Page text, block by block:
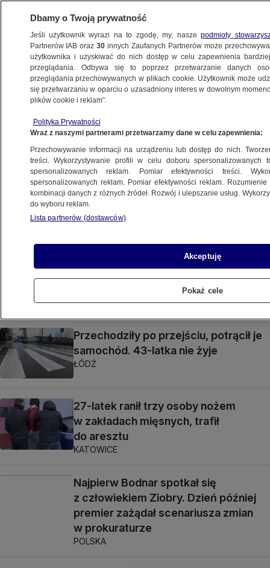
PROKURATURA
Awanturował się w terminalu lotniska
w Pyrzowicach, potem
chciał przekupić policjantów
KATOWICE
Nietrzeźwy prokurator prowadził
samochód. Podejrzanemu uchylono
immunitet, usłyszał już zarzuty
Bartosz zmarł po policyjnej
i przeniesienie śledztwa
WARSZAWA
Przechodziły po przejściu, potrącił je
samochód. 43-latka nie żyje
ŁÓDŹ
27-latek ranił trzy osoby nożem
w zakładach mięsnych, trafił
do aresztu
KATOWICE
Najpierw Bodnar spotkał się
z człowiekiem Ziobry. Dzień później
premier zażądał scenariusza zmian
w prokuraturze
POLSKA
Dbamy o Twoją prywatność
Jeśli użytkownik wyrazi na to zgodę, my, naszepodmioty
Partnerów IAB oraz30 innych Zaufanych Partnerów może
użytkownika i uzyskiwać do nich dostęp w celu zapewnienia
przeglądania. Odbywa się to poprzez przetwarzanie danych
przeglądania przechowywanych w plikach cookie. Użytkownik może
się przetwarzaniu w oparciu o uzasadniony interes w dowolnym
plików cookie i reklam”.
Polityka Prywatności
Wraz z naszymi partnerami przetwarzamy dane w celu zapewnienia:
Przechowywanie informacji na urządzeniu lub dostęp do nich.
treści. Wykorzystywanie profili w celu doboru spersonalizowanych
spersonalizowanych reklam. Pomiar efektywności treści.
spersonalizowanych reklam. Pomiar efektywności reklam.
kombinacji danych z różnych źródeł. Rozwój i ulepszanie usług.
do wyboru reklam.
Lista partnerów (dostawców)
Akceptuję
Pokaż cele